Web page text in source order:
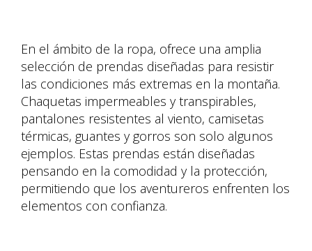
En el ámbito de la ropa, ofrece una amplia
selección de prendas diseñadas para resistir
las condiciones más extremas en la montaña.
Chaquetas impermeables y transpirables,
pantalones resistentes al viento, camisetas
térmicas, guantes y gorros son solo algunos
ejemplos. Estas prendas están diseñadas
pensando en la comodidad y la protección,
permitiendo que los aventureros enfrenten los
elementos con confianza.